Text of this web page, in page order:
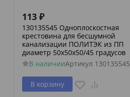
113 ₽
130135545 Одноплоскостная
крестовина для бесшумной
канализации ПОЛИТЭК из ПП
диаметр 50х50х50/45 градусов
В наличииАртикул 130135545
В корзину